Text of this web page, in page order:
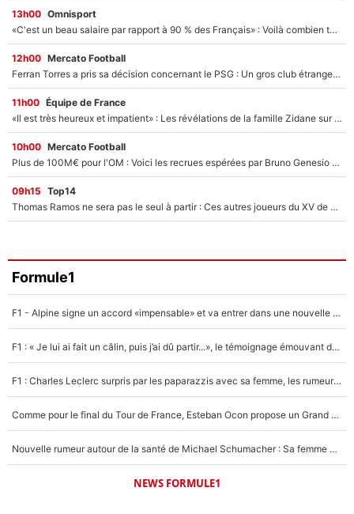
13h00 Omnisport
«C'est un beau salaire par rapport à 90 % des Français» : Voilà combien touchait Nelson Monfort sur France Télévisions avant de rejoindre CNews
12h00 Mercato Football
Ferran Torres a pris sa décision concernant le PSG : Un gros club étranger prêt à relancer le feuilleton pour la signature du champion du monde 2026 !
11h00 Équipe de France
«Il est très heureux et impatient» : Les révélations de la famille Zidane sur sa prise de pouvoir en équipe de France !
10h00 Mercato Football
Plus de 100M€ pour l'OM : Voici les recrues espérées par Bruno Genesio et Grégory Lorenzi après l’opération dégraissage
09h15 Top14
Thomas Ramos ne sera pas le seul à partir : Ces autres joueurs du XV de France pourraient aussi quitter le Stade Toulousain, un club de Top 14 est déjà sur les rangs
Formule1
F1 - Alpine signe un accord «impensable» et va entrer dans une nouvelle dimension : Grande nouvelle pour Pierre Gasly !
F1 : « Je lui ai fait un câlin, puis j’ai dû partir...», le témoignage émouvant de Max Verstappen sur sa fille
F1 : Charles Leclerc surpris par les paparazzis avec sa femme, les rumeurs étaient vraies !
Comme pour le final du Tour de France, Esteban Ocon propose un Grand Prix de Formule 1 à Paris : «Autour de l’Arc de Triomphe, ce serait génial» !
Nouvelle rumeur autour de la santé de Michael Schumacher : Sa femme Corinna sort du silence
NEWS FORMULE1